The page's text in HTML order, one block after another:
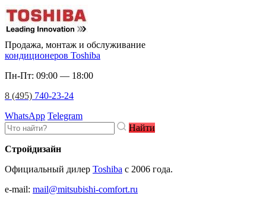
Продажа, монтаж и обслуживание
кондиционеров Toshiba
Пн-Пт: 09:00 — 18:00
8 (495) 740-23-24
WhatsApp Telegram
Найти
Стройдизайн
Официальный дилер Toshiba c 2006 года.
e-mail: mail@mitsubishi-comfort.ru